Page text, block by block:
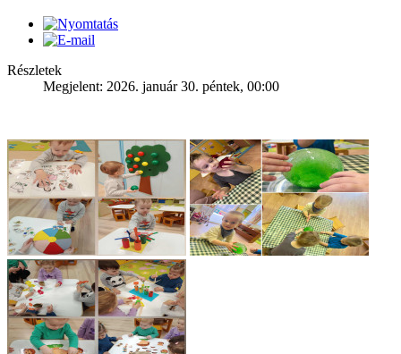
Részletek
Megjelent: 2026. január 30. péntek, 00:00